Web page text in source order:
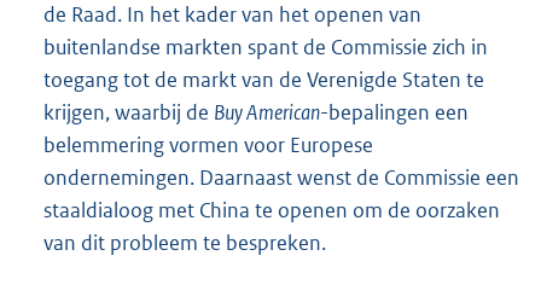
de Raad. In het kader van het openen van
buitenlandse markten spant de Commissie zich in
toegang tot de markt van de Verenigde Staten te
krijgen, waarbij de Buy American-bepalingen een
belemmering vormen voor Europese
ondernemingen. Daarnaast wenst de Commissie een
staaldialoog met China te openen om de oorzaken
van dit probleem te bespreken.